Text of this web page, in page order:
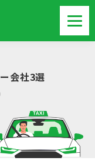
会社3選